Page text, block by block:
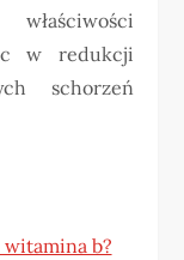
w redukcji
schorzeń
b?